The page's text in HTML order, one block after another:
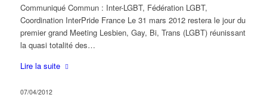
Communiqué Commun : Inter-LGBT, Fédération LGBT,
Coordination InterPride France Le 31 mars 2012 restera le jour du
premier grand Meeting Lesbien, Gay, Bi, Trans (LGBT) réunissant
la quasi totalité des…
Lire la suite
07/04/2012